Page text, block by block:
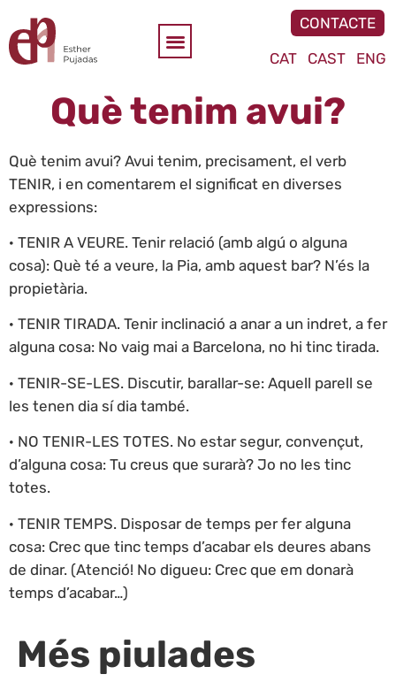
CONTACTE
CAT
CAST ENG
Què tenim avui?
Què tenim avui? Avui tenim, precisament, el verb
TENIR, i en comentarem el significat en diverses
expressions:
· TENIR A VEURE. Tenir relació (amb algú o alguna
cosa): Què té a veure, la Pia, amb aquest bar? N’és la
propietària.
· TENIR TIRADA. Tenir inclinació a anar a un indret, a fer
alguna cosa: No vaig mai a Barcelona, no hi tinc tirada.
· TENIR-SE-LES. Discutir, barallar-se: Aquell parell se
les tenen dia sí dia també.
· NO TENIR-LES TOTES. No estar segur, convençut,
d’alguna cosa: Tu creus que surarà? Jo no les tinc
totes.
· TENIR TEMPS. Disposar de temps per fer alguna
cosa: Crec que tinc temps d’acabar els deures abans
de dinar. (Atenció! No digueu: Crec que em donarà
temps d’acabar…)
Més piulades